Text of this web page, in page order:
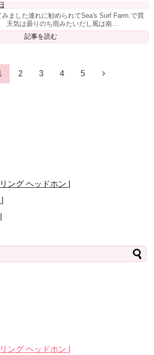
ました連れに勧められてSea's Surf Farm.で買
天気は曇りのち雨みたいだし風は南...
記事を読む
2 3 4 5
ング ヘッドホン |
ング ヘッドホン |